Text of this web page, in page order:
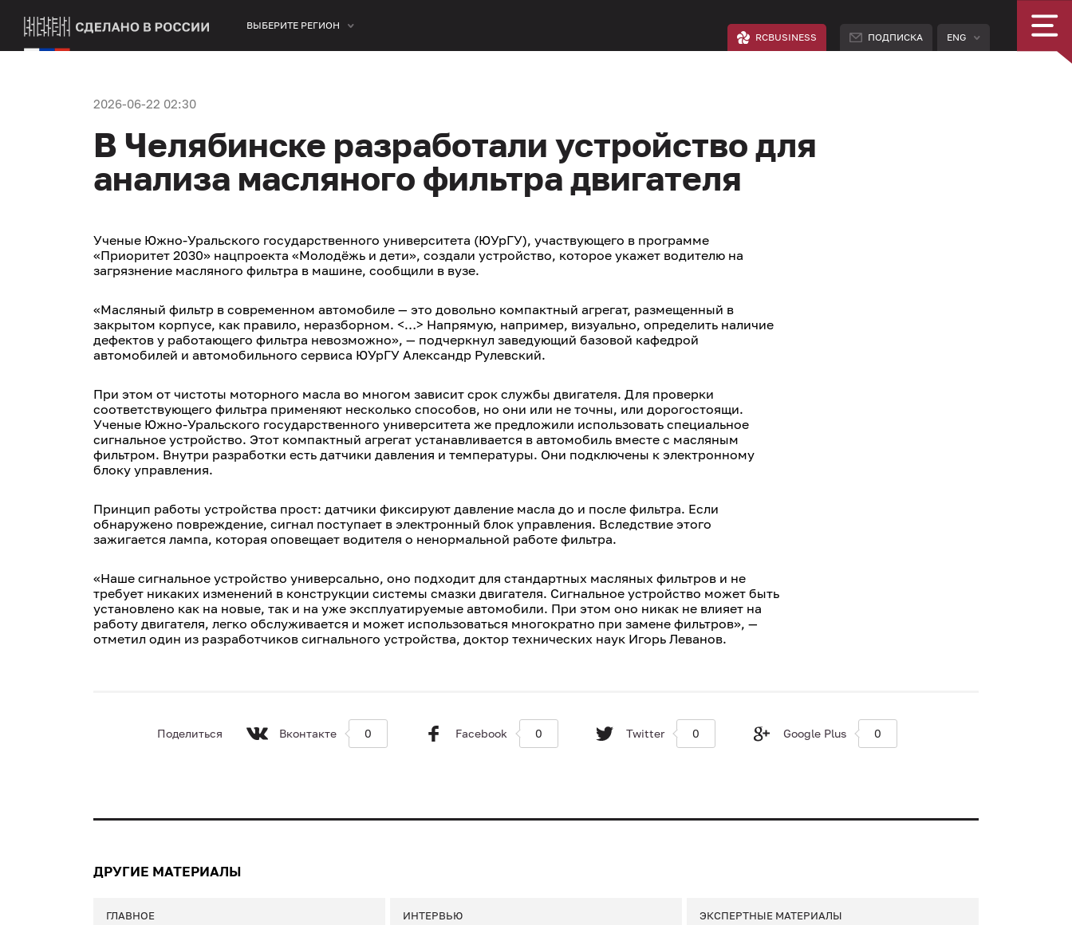
ВЫБЕРИТЕ РЕГИОН
RCBUSINESS
ПОДПИСКА ENG
2026-06-22 02:30
В Челябинске разработали устройство для
анализа масляного фильтра двигателя
Ученые Южно-Уральского государственного университета (ЮУрГУ), участвующего в программе
«Приоритет 2030» нацпроекта «Молодёжь и дети», создали устройство, которое укажет водителю на
загрязнение масляного фильтра в машине, сообщили в вузе.
«Масляный фильтр в современном автомобиле — это довольно компактный агрегат, размещенный в
закрытом корпусе, как правило, неразборном. <…> Напрямую, например, визуально, определить наличие
дефектов у работающего фильтра невозможно», — подчеркнул заведующий базовой кафедрой
автомобилей и автомобильного сервиса ЮУрГУ Александр Рулевский.
При этом от чистоты моторного масла во многом зависит срок службы двигателя. Для проверки
соответствующего фильтра применяют несколько способов, но они или не точны, или дорогостоящи.
Ученые Южно-Уральского государственного университета же предложили использовать специальное
сигнальное устройство. Этот компактный агрегат устанавливается в автомобиль вместе с масляным
фильтром. Внутри разработки есть датчики давления и температуры. Они подключены к электронному
блоку управления.
Принцип работы устройства прост: датчики фиксируют давление масла до и после фильтра. Если
обнаружено повреждение, сигнал поступает в электронный блок управления. Вследствие этого
зажигается лампа, которая оповещает водителя о ненормальной работе фильтра.
«Наше сигнальное устройство универсально, оно подходит для стандартных масляных фильтров и не
требует никаких изменений в конструкции системы смазки двигателя. Сигнальное устройство может быть
установлено как на новые, так и на уже эксплуатируемые автомобили. При этом оно никак не влияет на
работу двигателя, легко обслуживается и может использоваться многократно при замене фильтров», —
отметил один из разработчиков сигнального устройства, доктор технических наук Игорь Леванов.
Поделиться Вконтакте 0 Facebook 0 Twitter 0 Google Plus 0
ДРУГИЕ МАТЕРИАЛЫ
ГЛАВНОЕ ИНТЕРВЬЮ ЭКСПЕРТНЫЕ МАТЕРИАЛЫ